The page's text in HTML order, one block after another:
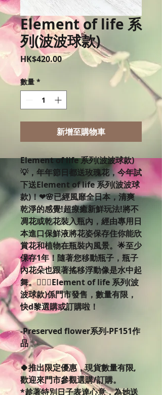
Element of life 系
列(波波球款)
HK$420.00價
數量 *
新增至購物車
Element of life 系列(波波球款)
💡，年年節日都送玫瑰花，今年試
下送Element of life 系列(波波球
款)！❤🌸已經風靡全日本，清爽
乾淨的感覺!超療癒新鮮玩法!將不
凋花或乾花裝入瓶內，經由專用日
本進口保鮮液將花姿保存住你能欣
賞花和植物在瓶裝內風景。🌟至少
保存1年！隨著您移動瓶子，瓶子
內花朵也跟著搖移浮動像是水中起
舞。👍🏻🤩Element of life 系列(波
波球款)係門市發售，數量有限，
快d黎選購或訂購啦！
-Preserved flower系列-PF151作
品
🍀推出限定優惠，現貨數量有限,
歡迎來門市參觀選購/訂購。
*趁著特別日子表達心意，為她送